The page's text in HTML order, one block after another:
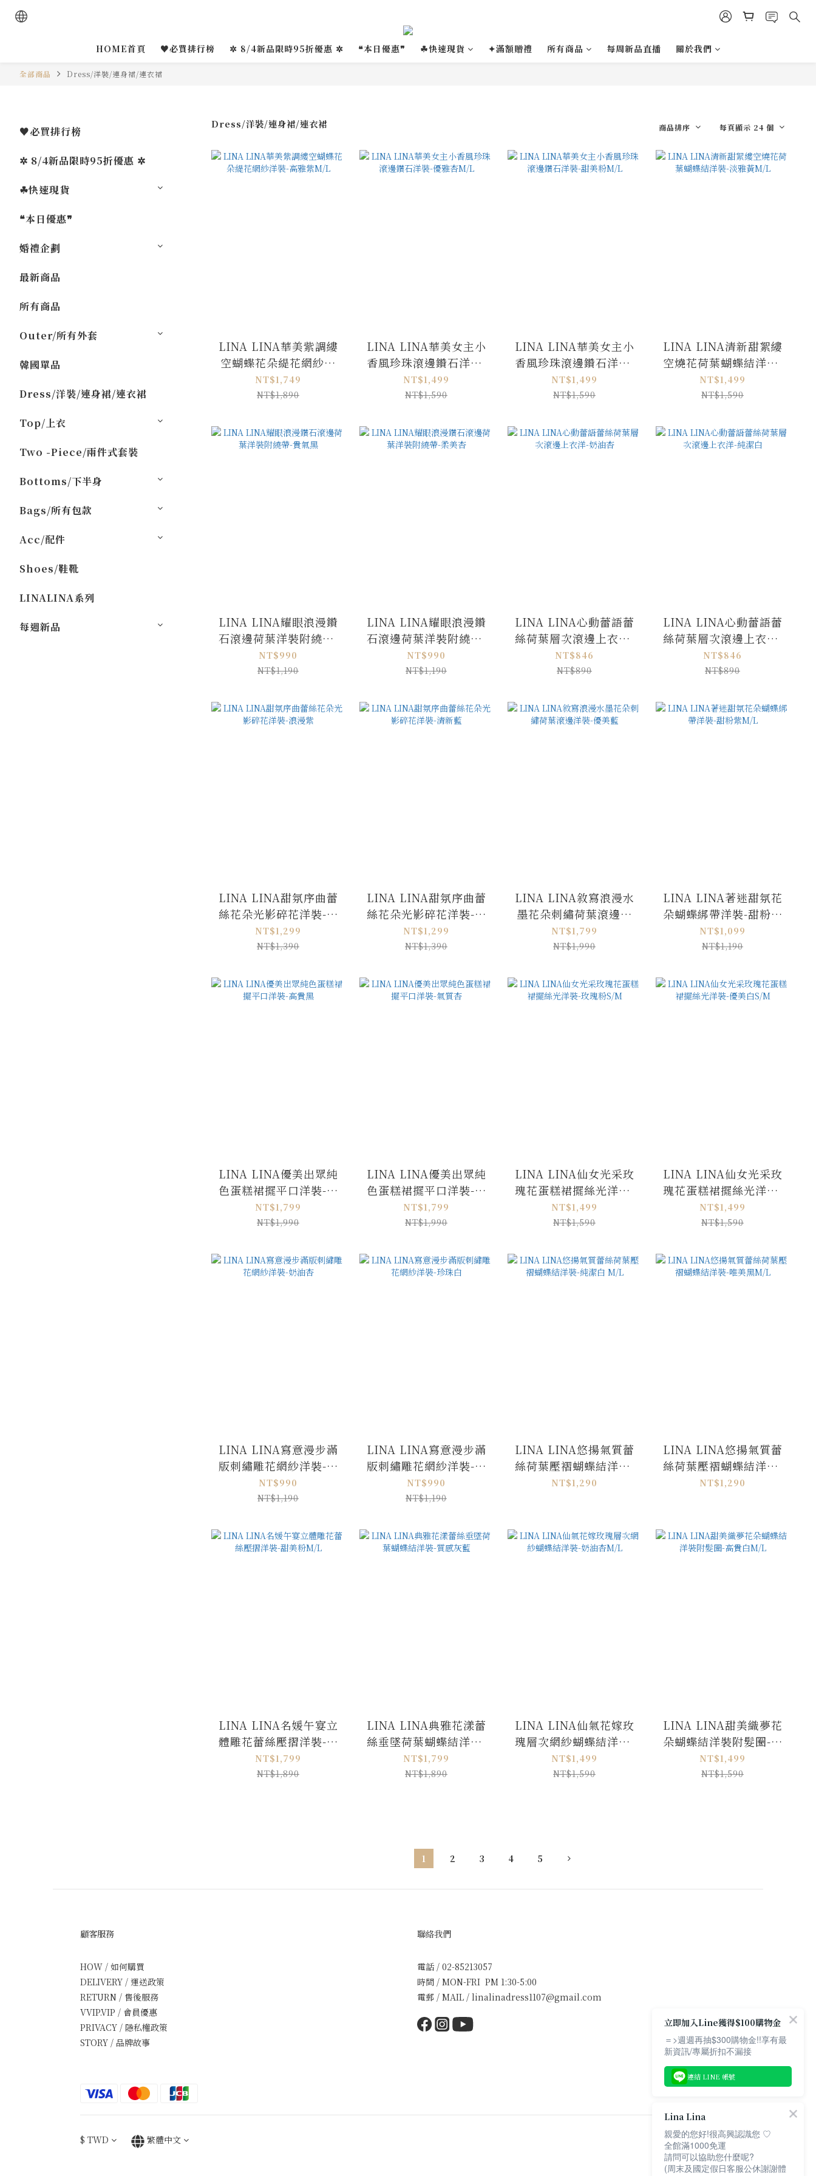
HOME首頁 ♥必買排行榜 ✲ 8/4新品限時95折優惠 ✲ ❝本日優惠❞ ☘︎快速現貨 ✦滿額贈禮 所有商品 每周新品直播 關於我們
全部商品 Dress/洋裝/連身裙/連衣裙
♥必買排行榜
✲ 8/4新品限時95折優惠 ✲
☘︎快速現貨
❝本日優惠❞
婚禮企劃
最新商品
所有商品
Outer/所有外套
韓國單品
Dress/洋裝/連身裙/連衣裙
Top/上衣
Two -Piece/兩件式套裝
Bottoms/下半身
Bags/所有包款
Acc/配件
Shoes/鞋靴
LINALINA系列
每週新品
Dress/洋裝/連身裙/連衣裙 商品排序 每頁顯示 24 個
LINA LINA華美紫調縷
空蝴蝶花朵緹花網紗洋
裝-高雅紫M/L
NT$1,749
NT$1,890
LINA LINA華美女主小
香風珍珠滾邊鑽石洋裝-
優雅杏M/L
NT$1,499
NT$1,590
LINA LINA華美女主小
香風珍珠滾邊鑽石洋裝-
甜美粉M/L
NT$1,499
NT$1,590
LINA LINA清新甜絮縷
空燒花荷葉蝴蝶結洋裝-
淡雅黃M/L
NT$1,499
NT$1,590
LINA LINA耀眼浪漫鑽
石滾邊荷葉洋裝附繞帶-
貴氣黑
NT$990
NT$1,190
LINA LINA耀眼浪漫鑽
石滾邊荷葉洋裝附繞帶-
柔美杏
NT$990
NT$1,190
LINA LINA心動蕾語蕾
絲荷葉層次滾邊上衣洋-
奶油杏
NT$846
NT$890
LINA LINA心動蕾語蕾
絲荷葉層次滾邊上衣洋-
純潔白
NT$846
NT$890
LINA LINA甜氛序曲蕾
絲花朵光影碎花洋裝-浪
漫紫
NT$1,299
NT$1,390
LINA LINA甜氛序曲蕾
絲花朵光影碎花洋裝-清
新藍
NT$1,299
NT$1,390
LINA LINA敘寫浪漫水
墨花朵刺繡荷葉滾邊洋
裝-優美藍
NT$1,799
NT$1,990
LINA LINA著迷甜氛花
朵蝴蝶綁帶洋裝-甜粉紫
M/L
NT$1,099
NT$1,190
LINA LINA優美出眾純
色蛋糕裙擺平口洋裝-高
貴黑
NT$1,799
NT$1,990
LINA LINA優美出眾純
色蛋糕裙擺平口洋裝-氣
質杏
NT$1,799
NT$1,990
LINA LINA仙女光采玫
瑰花蛋糕裙擺絲光洋裝-
玫瑰粉S/M
NT$1,499
NT$1,590
LINA LINA仙女光采玫
瑰花蛋糕裙擺絲光洋裝-
優美白S/M
NT$1,499
NT$1,590
LINA LINA寫意漫步滿
版刺繡雕花網紗洋裝-奶
油杏
NT$990
NT$1,190
LINA LINA寫意漫步滿
版刺繡雕花網紗洋裝-珍
珠白
NT$990
NT$1,190
LINA LINA悠揚氣質蕾
絲荷葉壓褶蝴蝶結洋裝-
純潔白 M/L
NT$1,290
LINA LINA悠揚氣質蕾
絲荷葉壓褶蝴蝶結洋裝-
唯美黑M/L
NT$1,290
LINA LINA名媛午宴立
體雕花蕾絲壓摺洋裝-甜
美粉M/L
NT$1,799
NT$1,890
LINA LINA典雅花漾蕾
絲垂墜荷葉蝴蝶結洋裝-
質感灰藍
NT$1,799
NT$1,890
LINA LINA仙氣花嫁玫
瑰層次網紗蝴蝶結洋裝-
奶油杏M/L
NT$1,499
NT$1,590
LINA LINA甜美織夢花
朵蝴蝶結洋裝附髮圈-高
貴白M/L
NT$1,499
NT$1,590
1 2 3 4 5
顧客服務
HOW / 如何購買
DELIVERY / 運送政策
RETURN / 售後服務
VVIP.VIP / 會員優惠
PRIVACY / 隱私權政策
STORY / 品牌故事
聯絡我們
電話 / 02-85213057
時間 / MON-FRI PM 1:30-5:00
電郵 / MAIL / linalinadress1107@gmail.com
$ TWD 繁體中文
立即加入Line獲得$100購物金
＝>週週再抽$300購物金!!享有最
新資訊/專屬折扣不漏接
連結 LINE 帳號
Lina Lina
親愛的您好!很高興認識您 ♡
全館滿1000免運
請問可以協助您什麼呢?
(周末及國定假日客服公休謝謝體